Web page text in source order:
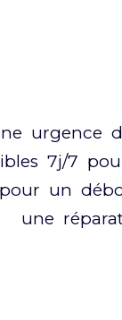
urgence
7j/7
un
une